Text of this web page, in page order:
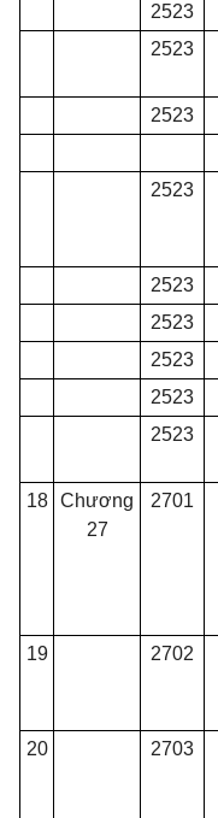
2523
2523
2523
2523
2523
2523
2523
2523
2523
18
Chương
27
2701
19
2702
20
2703